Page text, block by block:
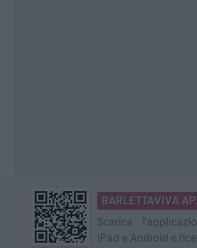
BARLETTAVIVA
Scarica
iPad e Android e